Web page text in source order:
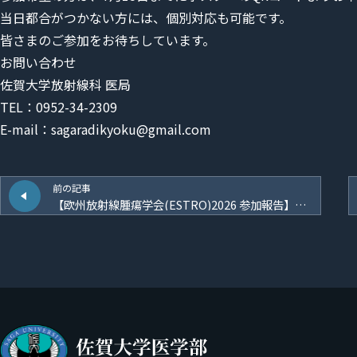
当日都合がつかない方には、個別対応も可能です。
皆さまのご参加をお待ちしています。
お問い合わせ
佐賀大学放射線科 医局
TEL：0952-34-2309
E-mail：sagaradikyoku@gmail.com
前の記事
【欧州放射線腫瘍学会(ESTRO)2026 参加報告】スウェーデン・ストックホルム 2026年5月15日〜19日